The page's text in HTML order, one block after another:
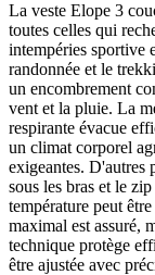
La veste Elope 3
toutes celles qui
intempéries sportive
randonnée et le
un encombrement
vent et la pluie. La
respirante évacue
un climat corporel
exigeantes. D'autres
sous les bras et le
température peut
maximal est assuré,
technique protège
être ajustée avec